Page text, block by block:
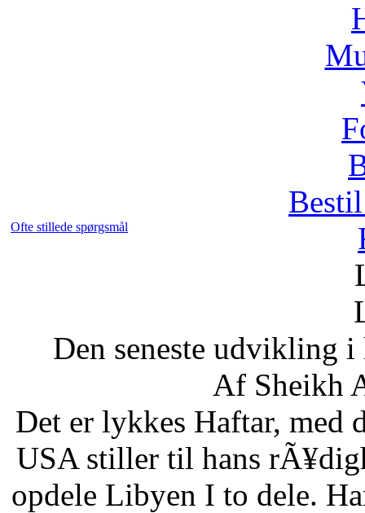
Ofte stillede spørgsmål
Den seneste udvikling
Af Sheikh
Det er lykkes Haftar, med
USA stiller til hans
opdele Libyen I to dele.